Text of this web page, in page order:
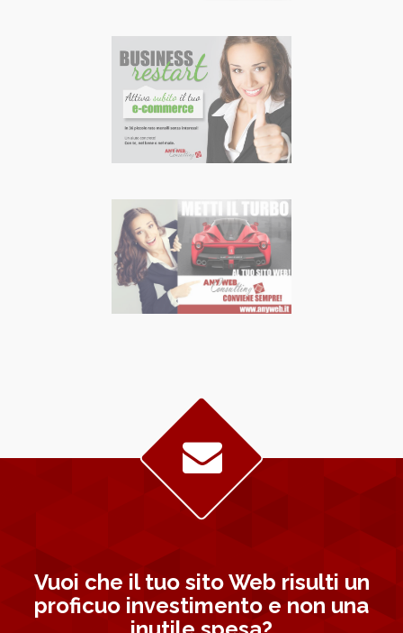
Vuoi che il tuo sito Web risulti un
proficuo investimento e non una